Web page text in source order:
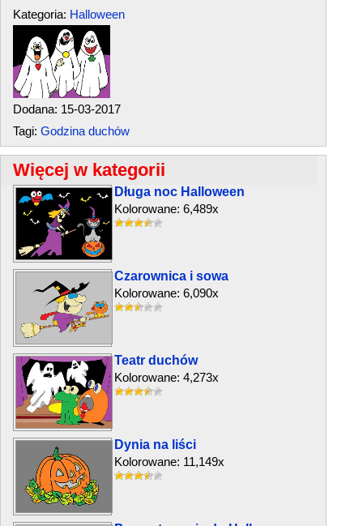
Kategoria: Halloween
Dodana: 15-03-2017
Tagi: Godzina duchów
Więcej w kategorii
Długa noc Halloween
Kolorowane: 6,489x
Czarownica i sowa
Kolorowane: 6,090x
Teatr duchów
Kolorowane: 4,273x
Dynia na liści
Kolorowane: 11,149x